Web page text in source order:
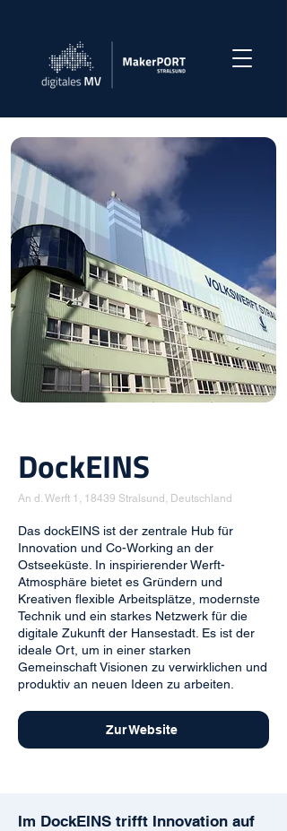
DockEINS
An d. Werft 1, 18439 Stralsund, Deutschland
Das dockEINS ist der zentrale Hub für
Innovation und Co-Working an der
Ostseeküste. In inspirierender Werft-
Atmosphäre bietet es Gründern und
Kreativen flexible Arbeitsplätze, modernste
Technik und ein starkes Netzwerk für die
digitale Zukunft der Hansestadt. Es ist der
ideale Ort, um in einer starken
Gemeinschaft Visionen zu verwirklichen und
produktiv an neuen Ideen zu arbeiten.
Zur Website
Im DockEINS trifft Innovation auf